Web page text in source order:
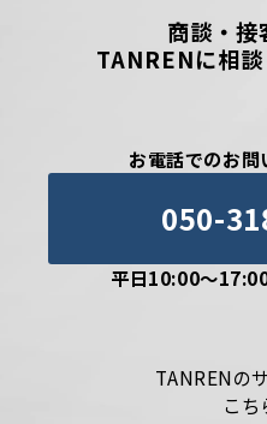
商談・接
TANRENに相談
お電話でのお問
050-
平日10:00〜
TANRENの
こち